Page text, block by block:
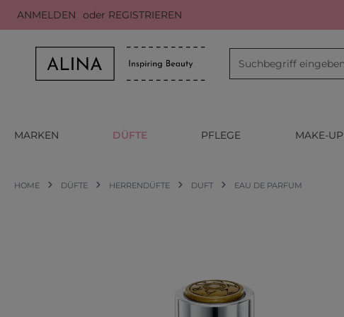
Hauptinhalt springen
Zur Suche springen
Zur Hauptnavigation springen
ANMELDEN oder REGISTRIEREN
MARKEN DÜFTE PFLEGE MAKE-UP
HOME DÜFTE HERRENDÜFTE DUFT EAU DE PARFUM